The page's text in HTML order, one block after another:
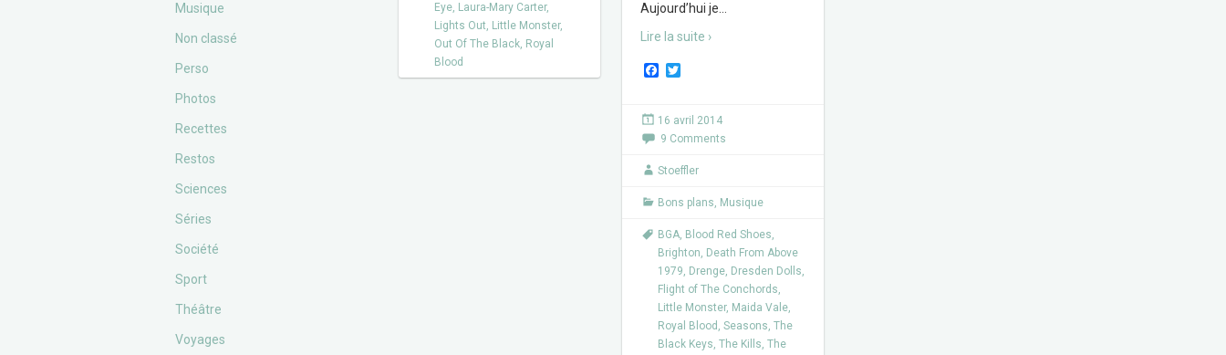
Musique
Non classé
Perso
Photos
Recettes
Restos
Sciences
Séries
Société
Sport
Théâtre
Voyages
Eye, Laura-Mary Carter,
Lights Out, Little Monster,
Out Of The Black, Royal
Blood
Aujourd’hui je
Lire la suite ›
F
e
b
o
k
t
e
16 avril 2014
9 Comments
Stoeffler
Bons plans, Musique
BGA, Blood Red Shoes,
Brighton, Death From Above
1979, Drenge, Dresden Dolls,
Flight of The Conchords,
Little Monster, Maida Vale,
Royal Blood , Seasons, The
Black Keys, The Kills, The